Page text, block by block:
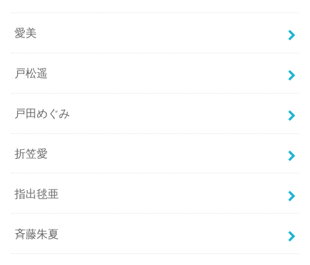
愛美
戸松遥
戸田めぐみ
折笠愛
指出毬亜
斉藤朱夏